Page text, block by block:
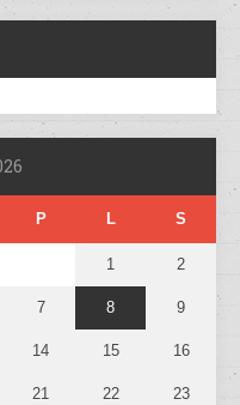
P L S
1 2
7 8 9
14 15 16
21 22 23